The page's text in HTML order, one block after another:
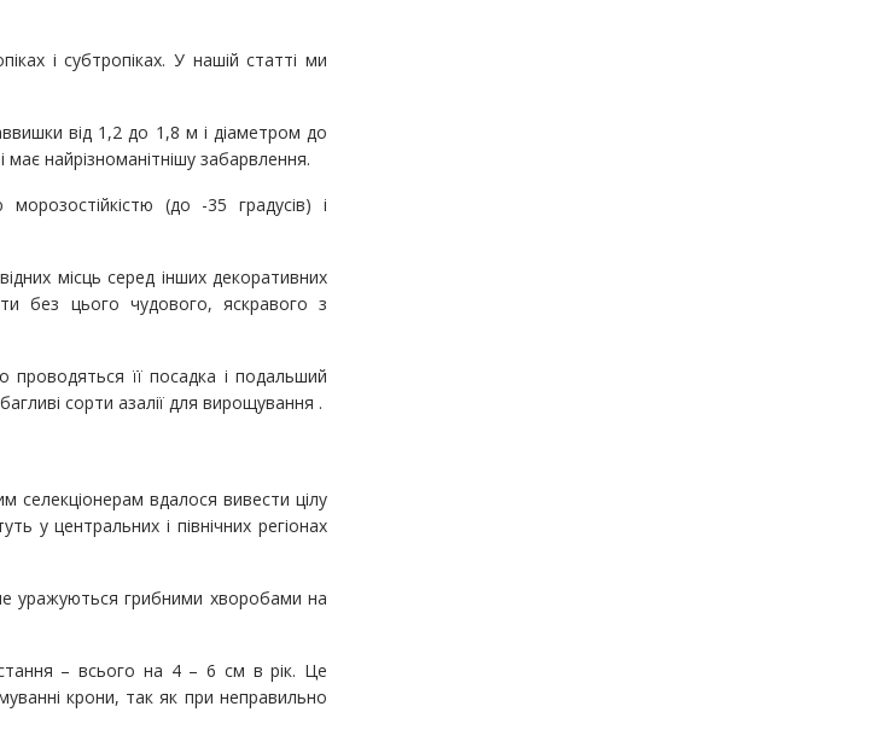
і субтропіках. У нашій статті ми
від 1,2 до 1,8 м і діаметром до
найрізноманітнішу забарвлення.
морозостійкістю (до -35 градусів) і
місць серед інших декоративних
без цього чудового, яскравого з
її посадка і подальший
сорти азалії для вирощування .
селекціонерам вдалося вивести цілу
у центральних і північних регіонах
не уражуються грибними хворобами на
– всього на 4 – 6 см в рік. Це
крони, так як при неправильно